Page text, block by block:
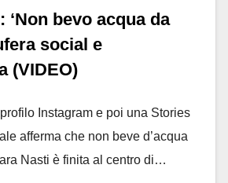
‘Non bevo acqua da
social e
(VIDEO)
Instagram e poi una Stories
afferma che non beve d’acqua
Nasti è finita al centro di…